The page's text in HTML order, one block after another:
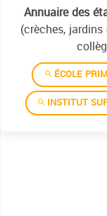
Annuaire des
(crèches,
ÉCOLE
INSTITUT